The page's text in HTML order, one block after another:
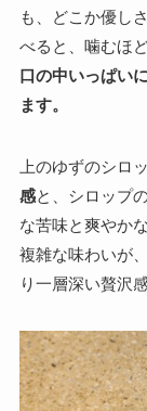
も、どこか優し
べると、噛むほ
口の中いっぱい
ます。
上のゆずのシロ
感と、シロップ
な苦味と爽やか
複雑な味わいが
り一層深い贅沢